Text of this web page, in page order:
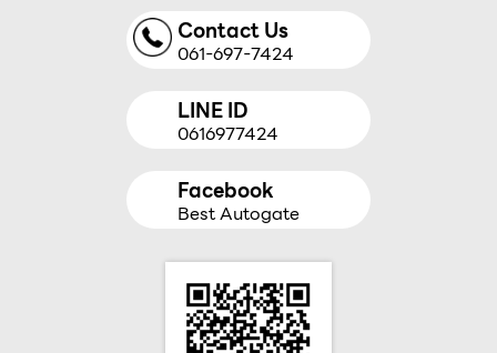
Contact Us
061-697-7424
LINE ID
0616977424
Facebook
Best Autogate